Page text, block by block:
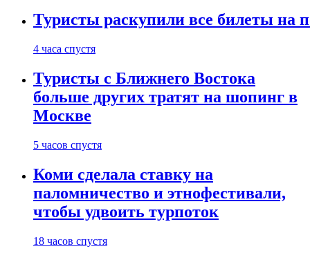
Туристы раскупили все билеты на
4 часа спустя
Туристы с Ближнего Востока
больше других тратят на шопинг в
Москве
5 часов спустя
Коми сделала ставку на
паломничество и этнофестивали,
чтобы удвоить турпоток
18 часов спустя